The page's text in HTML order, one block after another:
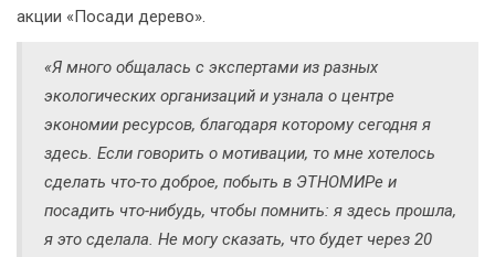
акции «Посади дерево».
«Я много общалась с экспертами из разных
экологических организаций и узнала о центре
экономии ресурсов, благодаря которому сегодня я
здесь. Если говорить о мотивации, то мне хотелось
сделать что-то доброе, побыть в ЭТНОМИРе и
посадить что-нибудь, чтобы помнить: я здесь прошла,
я это сделала. Не могу сказать, что будет через 20